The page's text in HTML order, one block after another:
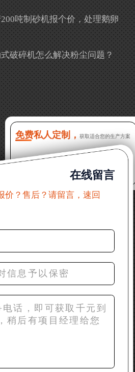
吨制砂机报个价，处理鹅卵
破碎机怎么解决粉尘问题？
生产线出个方案及报价，有什
解时产500吨锤破，加工石灰石
石头破碎设备有吗？给个详细
时100吨左右的鄂破和反击破，
土磨到200目，用什么磨粉设
免费私人定制， 获取适合您的生产方案
在线留言
价？售后？请留言，速回